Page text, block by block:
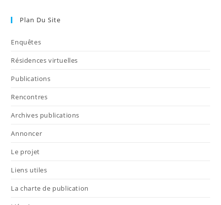
Plan Du Site
Enquêtes
Résidences virtuelles
Publications
Rencontres
Archives publications
Annoncer
Le projet
Liens utiles
La charte de publication